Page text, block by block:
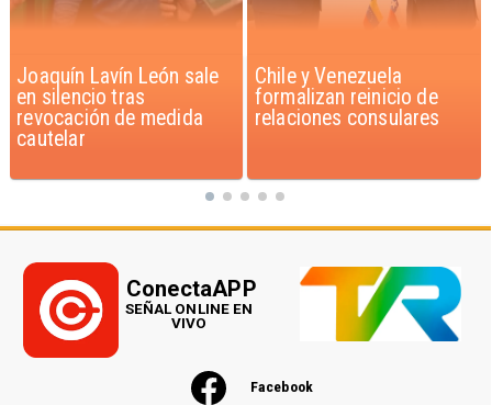
Chile y Venezuela
formalizan reinicio de
relaciones consulares
Feriantes rechazan
dichos de Camila Flores
sobre Fabiola Campillai
Facebook
ConectaAPP
SEÑAL ONLINE EN
VIVO